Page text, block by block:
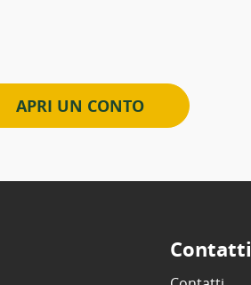
APRI UN CONTO
Contatti